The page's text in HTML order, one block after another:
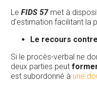
LeFIDS 57met à
d’estimation facilitant la
Le recours
Si le procès-verbal ne
deux parties peut
est subordonné à une